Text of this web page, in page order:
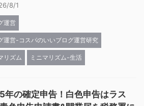
8/1
運営
運営-コスパのいいブログ運営研究
リズム ミニマリズム-生活
年の確定申告！白色申告はラス